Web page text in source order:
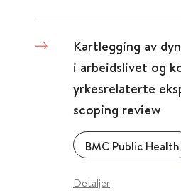
Kartlegging av
i arbeidslivet og
yrkesrelaterte
scoping review
BMC Public Health
Detaljer